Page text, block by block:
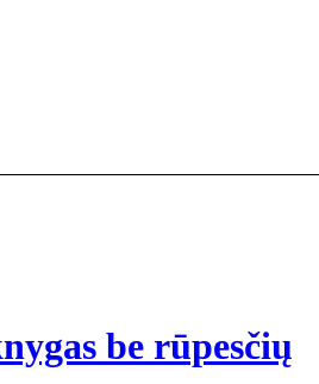
be rūpesčių